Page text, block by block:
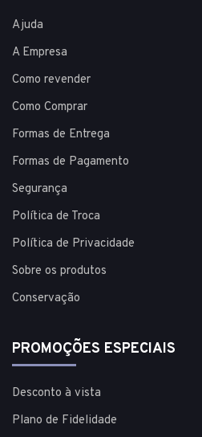
Ajuda
A Empresa
Como revender
Como Comprar
Formas de Entrega
Formas de Pagamento
Segurança
Política de Troca
Política de Privacidade
Sobre os produtos
Conservação
PROMOÇÕES ESPECIAIS
Desconto à vista
Plano de Fidelidade